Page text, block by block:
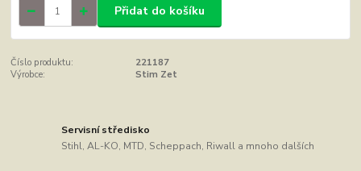
Přidat do košíku
Číslo produktu:
221187
Výrobce:
Stim Zet
Servisní středisko
Stihl, AL-KO, MTD, Scheppach, Riwall a mnoho dalších